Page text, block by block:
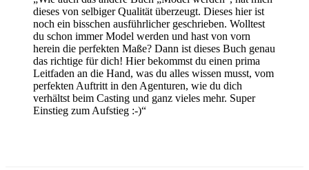
dieses von selbiger Qualität überzeugt. Dieses hier ist
noch ein bisschen ausführlicher geschrieben. Wolltest
du schon immer Model werden und hast von vorn
herein die perfekten Maße? Dann ist dieses Buch genau
das richtige für dich! Hier bekommst du einen prima
Leitfaden an die Hand, was du alles wissen musst, vom
perfekten Auftritt in den Agenturen, wie du dich
verhältst beim Casting und ganz vieles mehr. Super
Einstieg zum Aufstieg :-)“